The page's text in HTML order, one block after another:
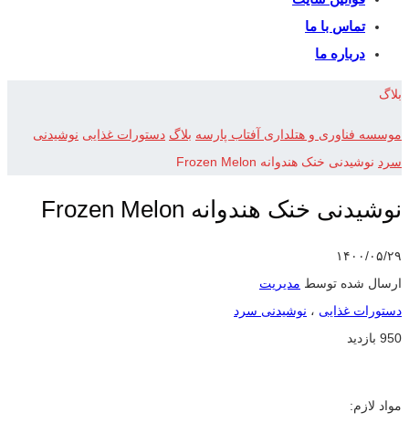
تماس با ما
درباره ما
بلاگ
موسسه فناوری و هتلداری آفتاب پارسه بلاگ دستورات غذایی نوشیدنی
سرد نوشیدنی خنک هندوانه Frozen Melon
نوشیدنی خنک هندوانه Frozen Melon
۱۴۰۰/۰۵/۲۹
ارسال شده توسط مدیریت
دستورات غذایی ، نوشیدنی سرد
950 بازدید
مواد لازم: